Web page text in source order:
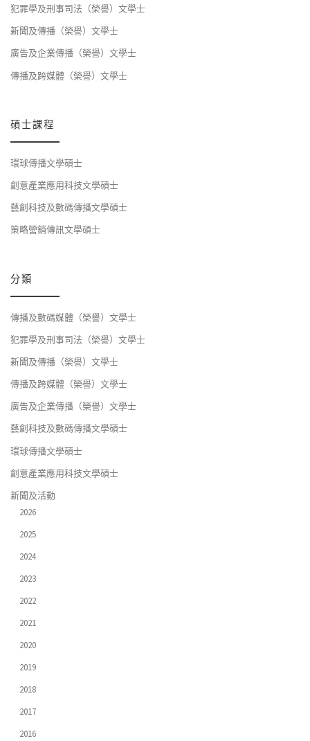
犯罪學及刑事司法（榮譽）文學士
新聞及傳播（榮譽）文學士
廣告及企業傳播（榮譽）文學士
傳播及跨媒體（榮譽）文學士
碩士課程
環球傳播文學碩士
創意產業應用科技文學碩士
藝創科技及數碼傳播文學碩士
策略營銷傳訊文學碩士
分類
傳播及數碼媒體（榮譽）文學士
犯罪學及刑事司法（榮譽）文學士
新聞及傳播（榮譽）文學士
傳播及跨媒體（榮譽）文學士
廣告及企業傳播（榮譽）文學士
藝創科技及數碼傳播文學碩士
環球傳播文學碩士
創意產業應用科技文學碩士
新聞及活動
2026
2025
2024
2023
2022
2021
2020
2019
2018
2017
2016